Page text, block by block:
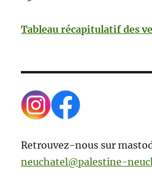
Tableau récapitulatif des
Retrouvez-nous sur
neuchatel@palestine-